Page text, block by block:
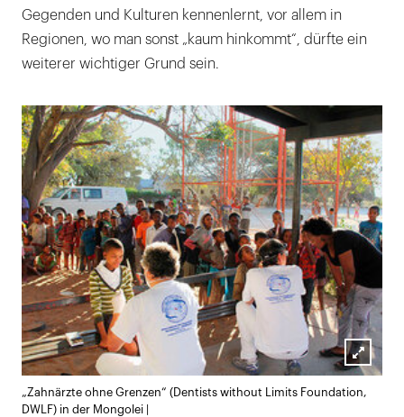
Gegenden und Kulturen kennenlernt, vor allem in
Regionen, wo man sonst „kaum hinkommt“, dürfte ein
weiterer wichtiger Grund sein.
öffnen
„Zahnärzte ohne Grenzen“ (Dentists without Limits Foundation,
DWLF) in der Mongolei |